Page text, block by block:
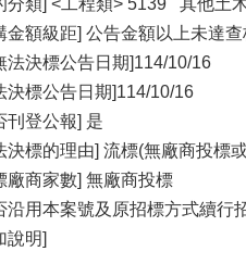
分類] <工程類> 5139 其他土
金額級距] 公告金額以上未達
法決標公告日期]114/10/16
決標公告日期]114/10/16
刊登公報] 是
決標的理由] 流標(無廠商投標
廠商家數] 無廠商投標
沿用本案號及原招標方式續行
說明]